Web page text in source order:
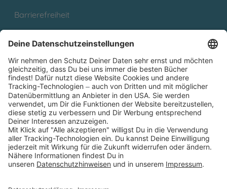
Barrierefreiheit
Partnerprogramm (Affiliate)
Folge uns auf
* Versandkostenfrei ab 9,00 € Bestellwert innerhalb
Deutschlands
** Lieferzeit 1-3 Werktage innerhalb Deutschlands